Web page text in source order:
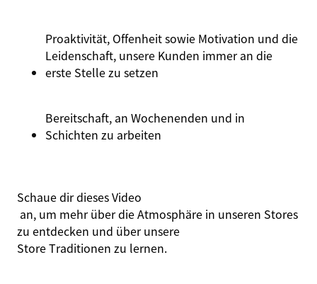
Proaktivität, Offenheit sowie Motivation und die
Leidenschaft, unsere Kunden immer an die
erste Stelle zu setzen
Bereitschaft, an Wochenenden und in
Schichten zu arbeiten
Schaue dir diesesVideo
an, um mehr über die Atmosphäre in unseren Stores
zu entdecken und über unsere
Store Traditionen zu lernen.